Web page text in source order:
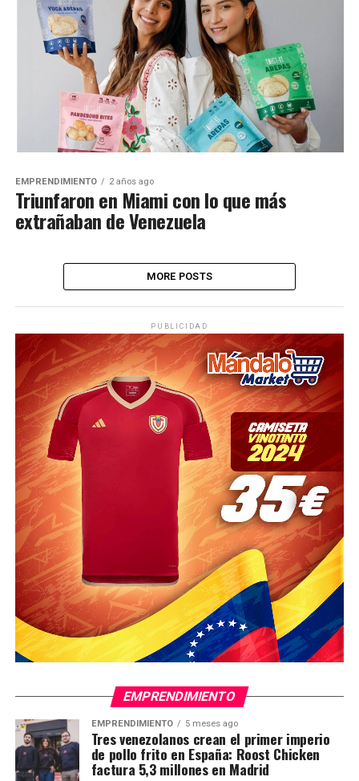
EMPRENDIMIENTO 2 años ago
Triunfaron en Miami con lo que más
extrañaban de Venezuela
MORE POSTS
PUBLICIDAD
EMPRENDIMIENTO
EMPRENDIMIENTO 5 meses ago
Tres venezolanos crean el primer imperio
de pollo frito en España: Roost Chicken
factura 5,3 millones en Madrid